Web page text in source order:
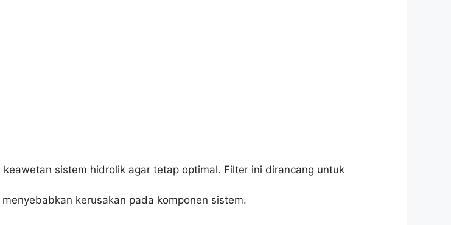
sistem hidrolik agar tetap optimal. Filter ini dirancang untuk
kerusakan pada komponen sistem.